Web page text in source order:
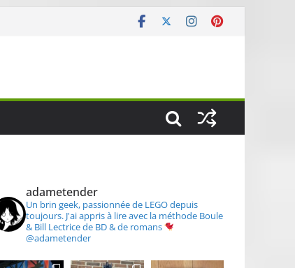
adametender
Un brin geek, passionnée de LEGO depuis
toujours. J'ai appris à lire avec la méthode Boule
& Bill Lectrice de BD & de romans
@adametender